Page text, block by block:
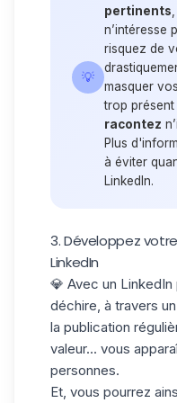
💡
pertinents
n’intéresse
risquez de
masquer
trop présent
racontez
Plus
à éviter
LinkedIn.
3. Développez
LinkedIn
💎 Avec un
déchire, à travers
la publication
valeur... vous
personnes.
Et, vous pourrez